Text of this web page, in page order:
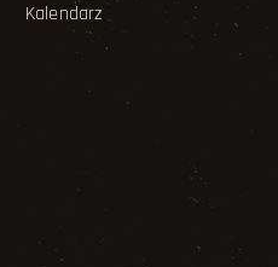
Kalendarz